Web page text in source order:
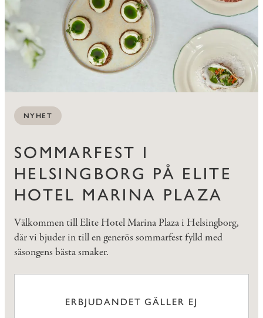
NYHET
SOMMARFEST I
HELSINGBORG PÅ ELITE
HOTEL MARINA PLAZA
Välkommen till Elite Hotel Marina Plaza i Helsingborg,
där vi bjuder in till en generös sommarfest fylld med
säsongens bästa smaker.
ERBJUDANDET GÄLLER EJ